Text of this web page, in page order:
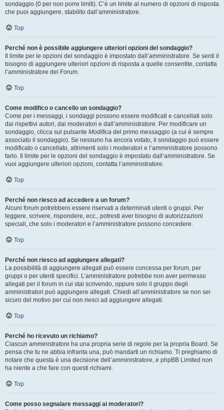
sondaggio (0 per non porre limiti). C’è un limite al numero di opzioni di risposta
che puoi aggiungere, stabilito dall’amministratore.
Top
Perché non è possibile aggiungere ulteriori opzioni del sondaggio?
Il limite per le opzioni del sondaggio è impostato dall’amministratore. Se senti il
bisogno di aggiungere ulteriori opzioni di risposta a quelle consentite, contatta
l’amministratore del Forum.
Top
Come modifico o cancello un sondaggio?
Come per i messaggi, i sondaggi possono essere modificati e cancellati solo
dai rispettivi autori, dai moderatori e dall’amministratore. Per modificare un
sondaggio, clicca sul pulsante Modifica del primo messaggio (a cui è sempre
associato il sondaggio). Se nessuno ha ancora votato, il sondaggio può essere
modificato o cancellato, altrimenti solo i moderatori e l’amministratore possono
farlo. Il limite per le opzioni del sondaggio è impostato dall’amministratore. Se
vuoi aggiungere ulteriori opzioni, contatta l’amministratore.
Top
Perché non riesco ad accedere a un forum?
Alcuni forum potrebbero essere riservati a determinati utenti o gruppi. Per
leggere, scrivere, rispondere, ecc., potresti aver bisogno di autorizzazioni
speciali, che solo i moderatori e l’amministratore possono concedere.
Top
Perché non riesco ad aggiungere allegati?
La possibilità di aggiungere allegati può essere concessa per forum, per
gruppi o per utenti specifici. L’amministratore potrebbe non aver permesso
allegati per il forum in cui stai scrivendo, oppure solo il gruppo degli
amministratori può aggiungere allegati. Chiedi all’amministratore se non sei
sicuro del motivo per cui non riesci ad aggiungere allegati.
Top
Perché ho ricevuto un richiamo?
Ciascun amministratore ha una propria serie di regole per la propria Board. Se
pensa che tu ne abbia infranta una, può mandarti un richiamo. Ti preghiamo di
notare che questa è una decisione dell’amministratore, e phpBB Limited non
ha niente a che fare con questi richiami.
Top
Come posso segnalare messaggi ai moderatori?